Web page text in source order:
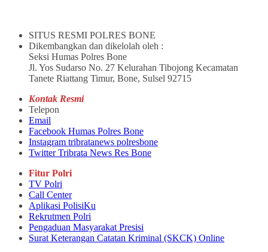
SITUS RESMI POLRES BONE
Dikembangkan dan dikelolah oleh :
Seksi Humas Polres Bone
Jl. Yos Sudarso No. 27 Kelurahan Tibojong Kecamatan
Tanete Riattang Timur, Bone, Sulsel 92715
Kontak Resmi
Telepon
Email
Facebook Humas Polres Bone
Instagram tribratanews polresbone
Twitter Tribrata News Res Bone
Fitur Polri
TV Polri
Call Center
Aplikasi PolisiKu
Rekrutmen Polri
Pengaduan Masyarakat Presisi
Surat Keterangan Catatan Kriminal (SKCK) Online